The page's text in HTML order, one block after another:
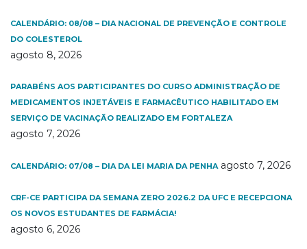
CALENDÁRIO: 08/08 – DIA NACIONAL DE PREVENÇÃO E CONTROLE
DO COLESTEROL
agosto 8, 2026
PARABÉNS AOS PARTICIPANTES DO CURSO ADMINISTRAÇÃO DE
MEDICAMENTOS INJETÁVEIS E FARMACÊUTICO HABILITADO EM
SERVIÇO DE VACINAÇÃO REALIZADO EM FORTALEZA
agosto 7, 2026
CALENDÁRIO: 07/08 – DIA DA LEI MARIA DA PENHA agosto 7, 2026
CRF-CE PARTICIPA DA SEMANA ZERO 2026.2 DA UFC E RECEPCIONA
OS NOVOS ESTUDANTES DE FARMÁCIA!
agosto 6, 2026